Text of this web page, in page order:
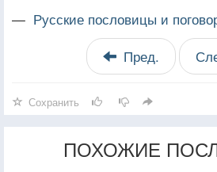
— Русские пословицы и
Пред.
Сохранить
ПОХОЖИЕ